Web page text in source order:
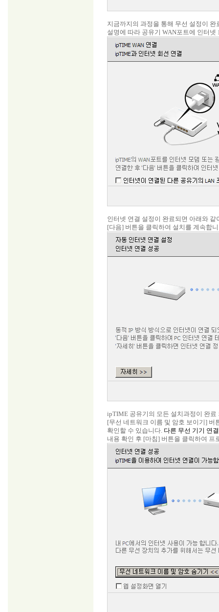
지금까지의 과정을 통해 무선 설정이
설명에 따라 공유기 WAN포트에 인터
인터넷 연결 설정이 완료되면 아래와
[다음] 버튼을 클릭하여 설치를 계속합
ipTIME 공유기의 모든 설치과정이 완료
[무선 네트워크 이름 및 암호 보이기] 버
확인할 수 있습니다. 다른 무선 기기 연
내용 확인 후 [마침] 버튼을 클릭하여